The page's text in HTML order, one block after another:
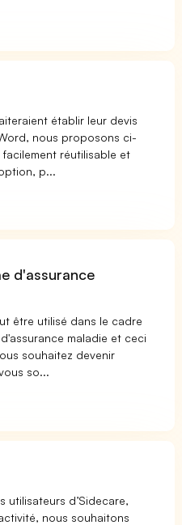
établir leur devis
nous proposons ci-
réutilisable et
p...
d'assurance
être utilisé dans le cadre
maladie et ceci
souhaitez devenir
so...
utilisateurs d’Sidecare,
nous souhaitons